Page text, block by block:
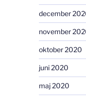
december
november
oktober 2020
juni 2020
maj 2020